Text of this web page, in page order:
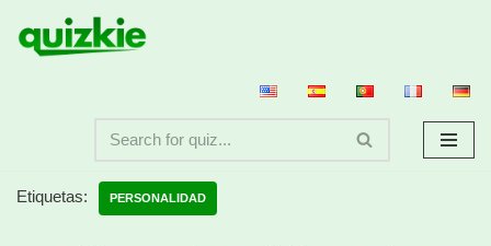
Saltar
Etiquetas: PERSONALIDAD